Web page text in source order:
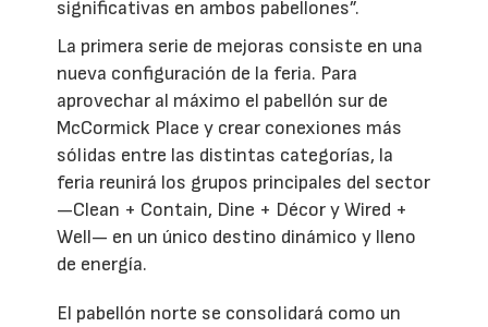
significativas en ambos pabellones”.
La primera serie de mejoras consiste en una
nueva configuración de la feria. Para
aprovechar al máximo el pabellón sur de
McCormick Place y crear conexiones más
sólidas entre las distintas categorías, la
feria reunirá los grupos principales del sector
—Clean + Contain, Dine + Décor y Wired +
Well— en un único destino dinámico y lleno
de energía.
El pabellón norte se consolidará como un